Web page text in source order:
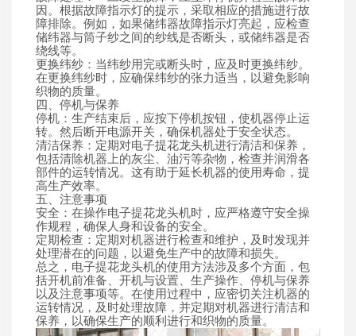
因。根据故障指示灯的提示，采取相应的措施进行故
障排除。例如，如果储纬器故障指示灯亮起，应检查
储纬器与筒子纱之间的纱线是否断头，或储纬器是否
绕线等。
更换纬纱：当纬纱用完或断头时，应及时更换纬纱。
在更换纬纱时，应确保纬纱的张力适当，以避免影响
织物的质量。
四、停机与保养
停机：生产结束后，应按下停机按钮，使机器停止运
转。然后断开电源开关，确保机器处于安全状态。
清洁保养：定期对电子提花龙头机进行清洁和保养，
包括清除机器上的灰尘、油污等杂物，检查并润滑各
部件的运转情况。这有助于延长机器的使用寿命，提
高生产效率。
五、注意事项
安全：在操作电子提花龙头机时，应严格遵守安全操
作规程，确保人身和设备的安全。
定期检查：定期对机器进行检查和维护，及时发现并
处理潜在的问题，以避免生产中的故障和损失。
总之，电子提花龙头机的使用方法涉及多个方面，包
括开机前准备、开机与设置、生产操作、停机与保养
以及注意事项等。在使用过程中，应密切关注机器的
运转情况，及时处理故障，并定期对机器进行清洁和
保养，以确保生产的顺利进行和织物的质量。